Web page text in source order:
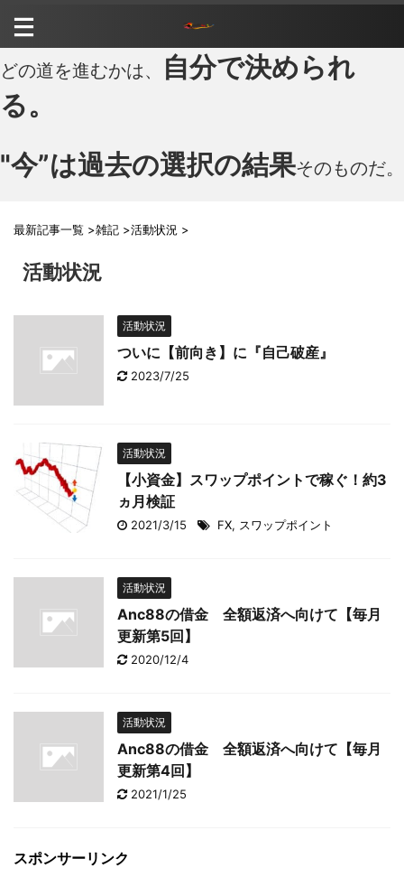
どの道を進むかは、
自分で決められ
る。
"今”は過去の選択の結果そのものだ。
最新記事一覧 >雑記 >活動状況 >
活動状況
活動状況
ついに【前向き】に『自己破産』
2023/7/25
活動状況
【小資金】スワップポイントで稼ぐ！約3
ヵ月検証
2021/3/15 FX, スワップポイント
活動状況
Anc88の借金 全額返済へ向けて【毎月
更新第5回】
2020/12/4
活動状況
Anc88の借金 全額返済へ向けて【毎月
更新第4回】
2021/1/25
スポンサーリンク